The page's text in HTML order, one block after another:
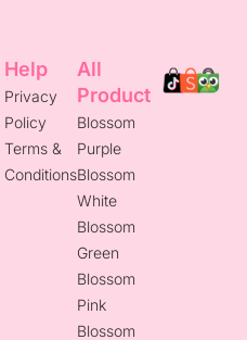
Help
Privacy
Policy
Terms &
Conditions
All
Product
Blossom
Purple
Blossom
White
Blossom
Green
Blossom
Pink
Blossom